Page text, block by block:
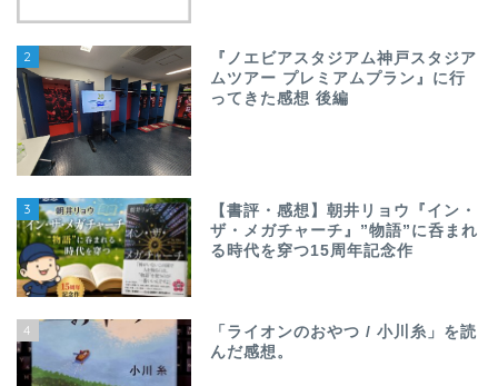
2
『ノエビアスタジアム神戸スタジア
ムツアー プレミアムプラン』に行
ってきた感想 後編
3
【書評・感想】朝井リョウ『イン・
ザ・メガチャーチ』”物語”に呑まれ
る時代を穿つ15周年記念作
4
「ライオンのおやつ / 小川糸」を読
んだ感想。